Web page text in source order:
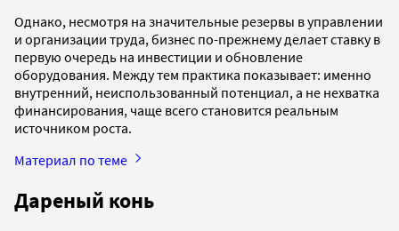
Однако, несмотря на значительные резервы в управлении
и организации труда, бизнес по-прежнему делает ставку в
первую очередь на инвестиции и обновление
оборудования. Между тем практика показывает: именно
внутренний, неиспользованный потенциал, а не нехватка
финансирования, чаще всего становится реальным
источником роста.
Материал по теме
Дареный конь